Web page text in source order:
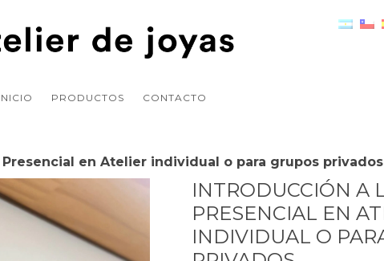
PRODUCTOS CONTACTO
en Atelier individual o para grupos privados
INTRODUCCIÓN A
PRESENCIAL EN
INDIVIDUAL O